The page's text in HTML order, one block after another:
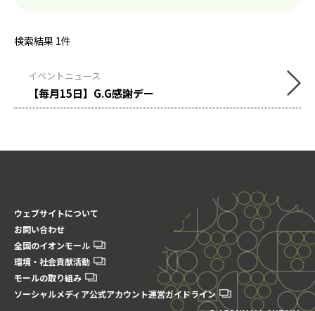
検索結果 1件
イベントニュース
【毎月15日】G.G感謝デー
ウェブサイトについて
お問い合わせ
全国のイオンモール
環境・社会貢献活動
モールの取り組み
ソーシャルメディア公式アカウント運営ガイドライン